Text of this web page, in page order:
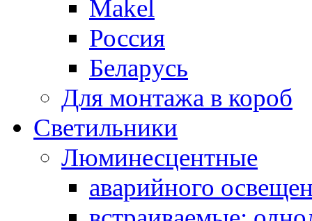
Makel
Россия
Беларусь
Для монтажа в короб
Светильники
Люминесцентные
аварийного